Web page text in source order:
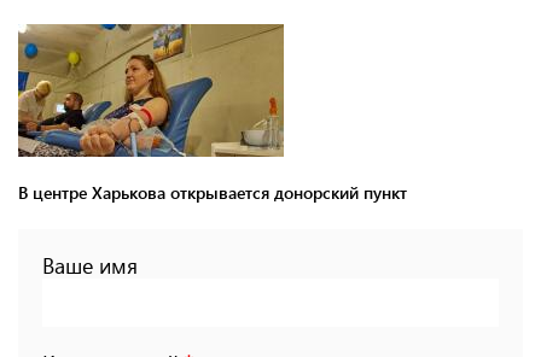
В центре Харькова открывается донорский пункт
Ваше имя